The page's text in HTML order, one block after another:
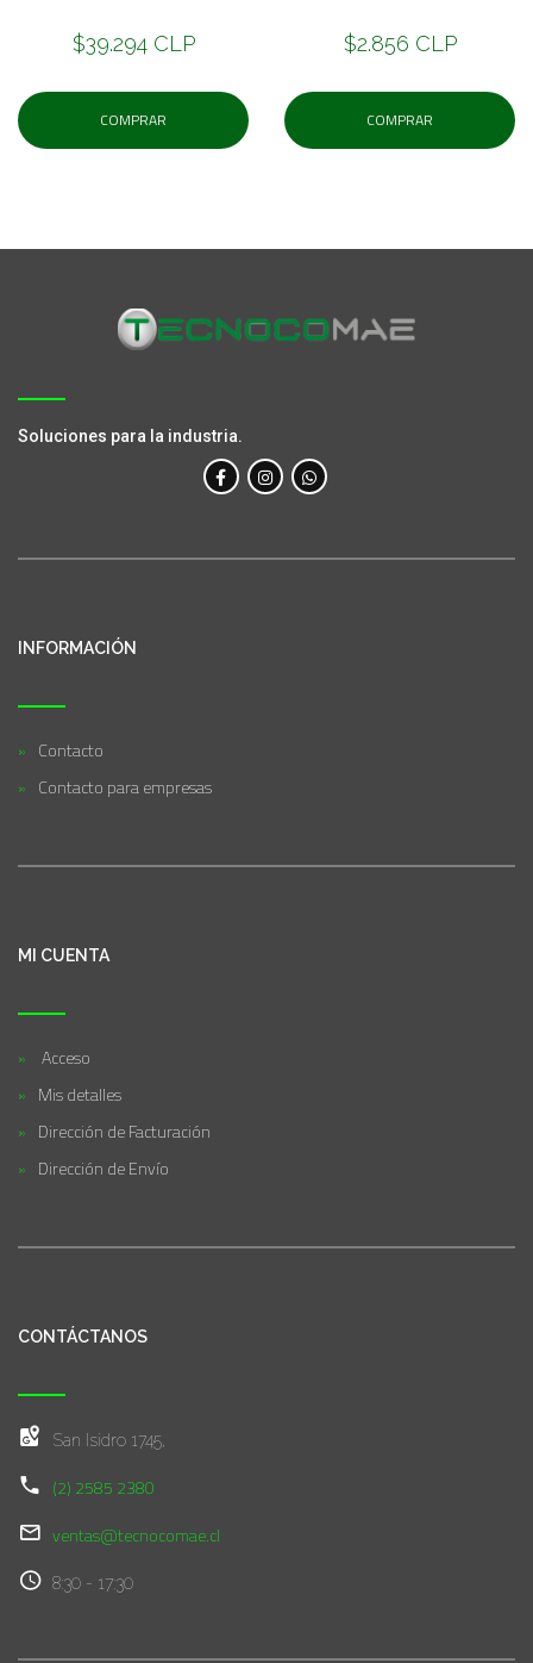
$39.294 CLP
COMPRAR
$2.856 CLP
COMPRAR
Soluciones para la industria.
INFORMACIÓN
Contacto
Contacto para empresas
MI CUENTA
Acceso
Mis detalles
Dirección de Facturación
Dirección de Envío
CONTÁCTANOS
San Isidro 1745,
(2) 2585 2380
ventas@tecnocomae.cl
8:30 - 17:30